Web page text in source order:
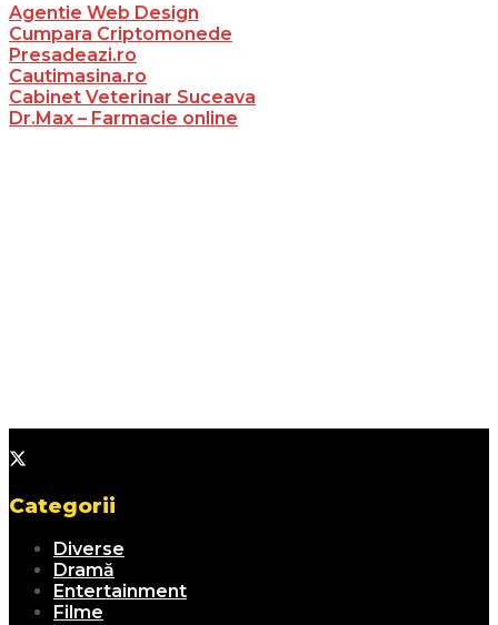
Agentie Web Design
Cumpara Criptomonede
Presadeazi.ro
Cautimasina.ro
Cabinet Veterinar Suceava
Dr.Max – Farmacie online
Categorii
Diverse
Dramă
Entertainment
Filme